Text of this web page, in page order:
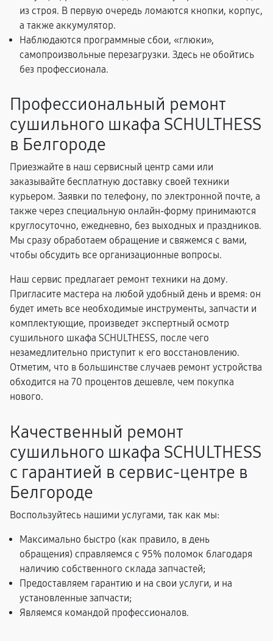
из строя. В первую очередь ломаются кнопки, корпус,
а также аккумулятор.
Наблюдаются программные сбои, «глюки»,
самопроизвольные перезагрузки. Здесь не обойтись
без профессионала.
Профессиональный ремонт
сушильного шкафа SCHULTHESS
в Белгороде
Приезжайте в наш сервисный центр сами или
заказывайте бесплатную доставку своей техники
курьером. Заявки по телефону, по электронной почте, а
также через специальную онлайн-форму принимаются
круглосуточно, ежедневно, без выходных и праздников.
Мы сразу обработаем обращение и свяжемся с вами,
чтобы обсудить все организационные вопросы.
Наш сервис предлагает ремонт техники на дому.
Пригласите мастера на любой удобный день и время: он
будет иметь все необходимые инструменты, запчасти и
комплектующие, произведет экспертный осмотр
сушильного шкафа SCHULTHESS, после чего
незамедлительно приступит к его восстановлению.
Отметим, что в большинстве случаев ремонт устройства
обходится на 70 процентов дешевле, чем покупка
нового.
Качественный ремонт
сушильного шкафа SCHULTHESS
с гарантией в сервис-центре в
Белгороде
Воспользуйтесь нашими услугами, так как мы:
Максимально быстро (как правило, в день
обращения) справляемся с 95% поломок благодаря
наличию собственного склада запчастей;
Предоставляем гарантию и на свои услуги, и на
установленные запчасти;
Являемся командой профессионалов.